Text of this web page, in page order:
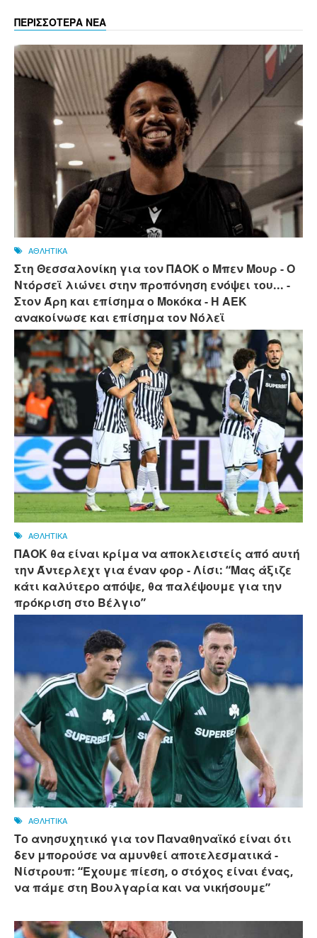
ΠΕΡΙΣΣΟΤΕΡΑ ΝΕΑ
ΑΘΛΗΤΙΚΑ
Στη Θεσσαλονίκη για τον ΠΑΟΚ ο Μπεν Μουρ - Ο
Ντόρσεϊ λιώνει στην προπόνηση ενόψει του... -
Στον Άρη και επίσημα ο Μοκόκα - Η ΑΕΚ
ανακοίνωσε και επίσημα τον Νόλεϊ
ΑΘΛΗΤΙΚΑ
ΠΑΟΚ θα είναι κρίμα να αποκλειστείς από αυτή
την Άντερλεχτ για έναν φορ - ​​Λίσι: “Μας άξιζε
κάτι καλύτερο απόψε, θα παλέψουμε για την
πρόκριση στο Βέλγιο”
ΑΘΛΗΤΙΚΑ
Το ανησυχητικό για τον Παναθηναϊκό είναι ότι
δεν μπορούσε να αμυνθεί αποτελεσματικά -
Νίστρουπ: “Έχουμε πίεση, ο στόχος είναι ένας,
να πάμε στη Βουλγαρία και να νικήσουμε”